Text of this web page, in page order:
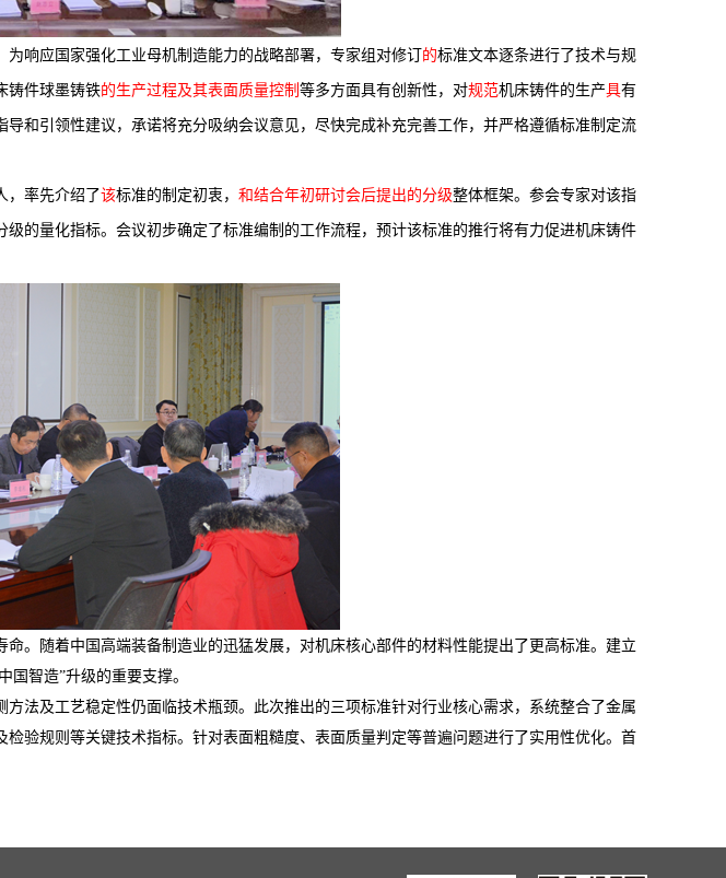
为响应国家强化工业母机制造能力的战略部署，专家组对修订 的标准文本逐条进行了技术与规
铸件球墨铸铁的生产过程及其表面质量控制 等多方面具有创新性，对规范机床铸件的生产具有
和引领性建议，承诺将充分吸纳会议意见，尽快完成补充完善工作，并严格遵循标准制定流
，率先介绍了该标准的制定初衷， 和结合年初研讨会后提出的分级整体框架。参会专家对该指
的量化指标。会议初步确定了标准编制的工作流程，预计该标准的推行将有力促进机床铸件
。随着中国高端装备制造业的迅猛发展，对机床核心部件的材料性能提出了更高标准。建立
国智造”升级的重要支撑。
法及工艺稳定性仍面临技术瓶颈。此次推出的三项标准针对行业核心需求，系统整合了金属
验规则等关键技术指标。针对表面粗糙度、表面质量判定等普遍问题进行了实用性优化。首